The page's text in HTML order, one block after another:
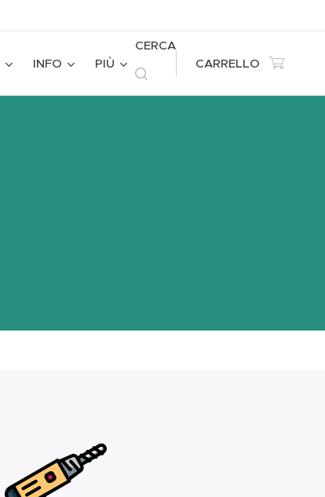
INFO PIÙ
CERCA
CARRELLO